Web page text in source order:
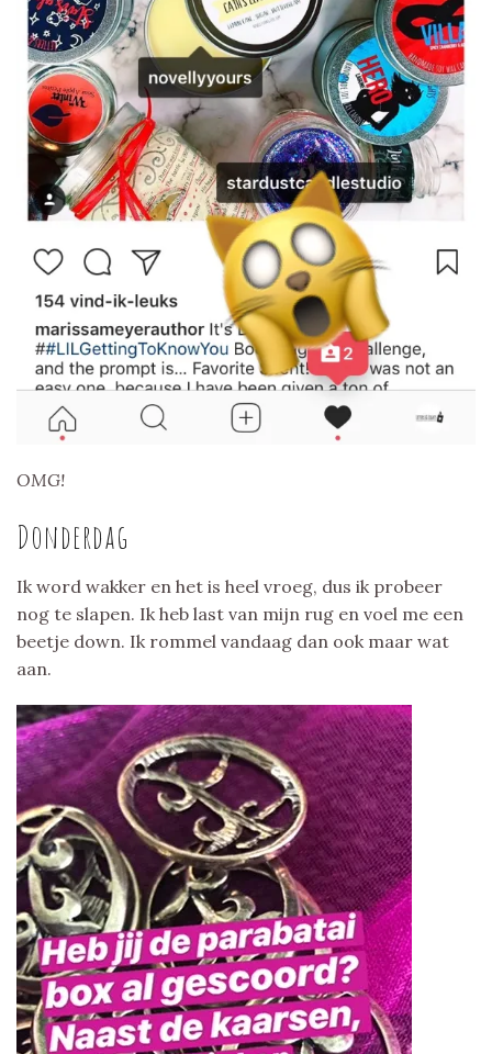
OMG!
Donderdag
Ik word wakker en het is heel vroeg, dus ik probeer
nog te slapen. Ik heb last van mijn rug en voel me een
beetje down. Ik rommel vandaag dan ook maar wat
aan.